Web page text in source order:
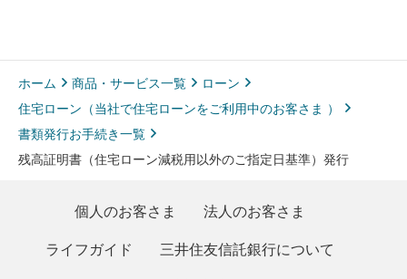
ホーム 商品・サービス一覧
ローン
住宅ローン（当社で住宅ローンをご利用中のお客さま ）
書類発行お手続き一覧
残高証明書（住宅ローン減税用以外のご指定日基準）発行
個人のお客さま
法人のお客さま
ライフガイド
三井住友信託銀行について